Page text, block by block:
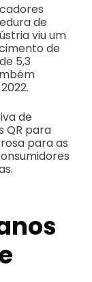
de
viu um
de
5,3
de
QR para
para as